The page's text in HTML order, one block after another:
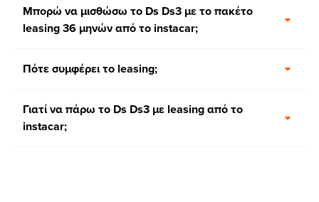
Μπορώ να μισθώσω το Ds Ds3 με το πακέτο
leasing 36 μηνών από το instacar;
Πότε συμφέρει το leasing;
Γιατί να πάρω το Ds Ds3 με leasing από το
instacar;